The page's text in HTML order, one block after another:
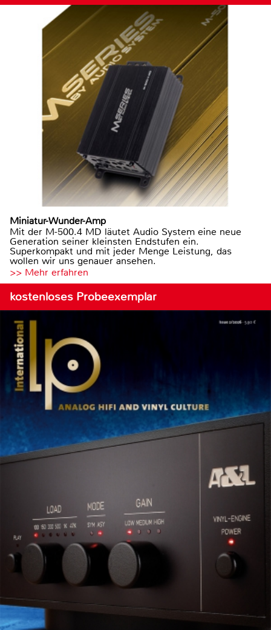
Miniatur-Wunder-Amp
Mit der M-500.4 MD läutet Audio System eine neue
Generation seiner kleinsten Endstufen ein.
Superkompakt und mit jeder Menge Leistung, das
wollen wir uns genauer ansehen.
>> Mehr erfahren
kostenloses Probeexemplar